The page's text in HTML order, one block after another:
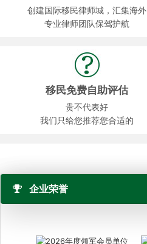
创建国际移民律师城，汇集海外
专业律师团队保驾护航
移民免费自助评估
贵不代表好
我们只给您推荐您合适的
企业荣誉